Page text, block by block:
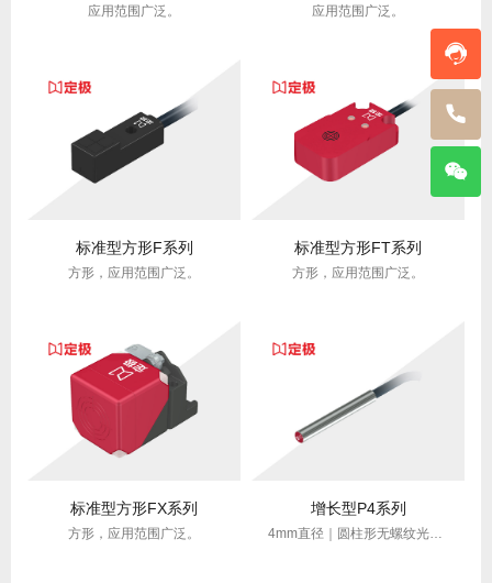
应用范围广泛。 应用范围广泛。
标准型方形F系列
方形，应用范围广泛。
标准型方形FT系列
方形，应用范围广泛。
标准型方形FX系列
方形，应用范围广泛。
增长型P4系列
4mm直径｜圆柱形无螺纹光管｜纤小高精度｜适配狭小空间